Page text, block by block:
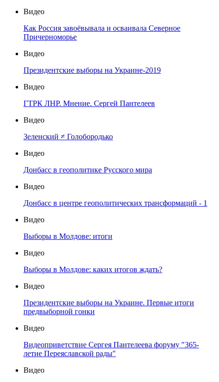
Видео
Как Россия завоёвывала и осваивала Северное
Причерноморье
Видео
Президентские выборы на Украине-2019
Видео
ГТРК ЛНР. Мнение. Сергей Пантелеев
Видео
Зеленский ≠ Голобородько
Видео
Донбасс в геополитике Русского мира
Видео
Донбасс в центре геополитических трансформаций - 1
Видео
Выборы в Молдове: итоги
Видео
Выборы в Молдове: каких итогов ждать?
Видео
Президентские выборы на Украине. Первые итоги
предвыборной гонки
Видео
Видеоприветствие Сергея Пантелеева форуму "365-
летие Переяславской рады"
Видео